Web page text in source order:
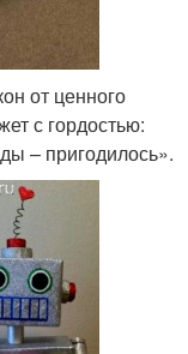
от ценного
с гордостью:
– пригодилось».